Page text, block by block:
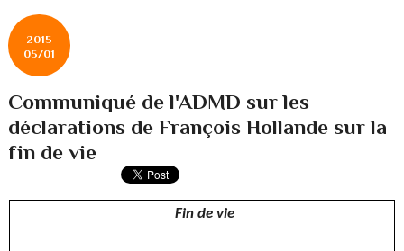
2015
05/01
Communiqué de l'ADMD sur les
déclarations de François Hollande sur la
fin de vie
Fin de vie